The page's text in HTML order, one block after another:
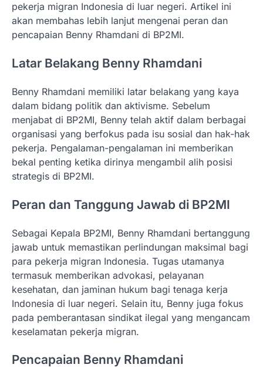
pekerja migran Indonesia di luar negeri. Artikel ini
akan membahas lebih lanjut mengenai peran dan
pencapaian Benny Rhamdani di BP2MI.
Latar Belakang Benny Rhamdani
Benny Rhamdani memiliki latar belakang yang kaya
dalam bidang politik dan aktivisme. Sebelum
menjabat di BP2MI, Benny telah aktif dalam berbagai
organisasi yang berfokus pada isu sosial dan hak-hak
pekerja. Pengalaman-pengalaman ini memberikan
bekal penting ketika dirinya mengambil alih posisi
strategis di BP2MI.
Peran dan Tanggung Jawab di BP2MI
Sebagai Kepala BP2MI, Benny Rhamdani bertanggung
jawab untuk memastikan perlindungan maksimal bagi
para pekerja migran Indonesia. Tugas utamanya
termasuk memberikan advokasi, pelayanan
kesehatan, dan jaminan hukum bagi tenaga kerja
Indonesia di luar negeri. Selain itu, Benny juga fokus
pada pemberantasan sindikat ilegal yang mengancam
keselamatan pekerja migran.
Pencapaian Benny Rhamdani